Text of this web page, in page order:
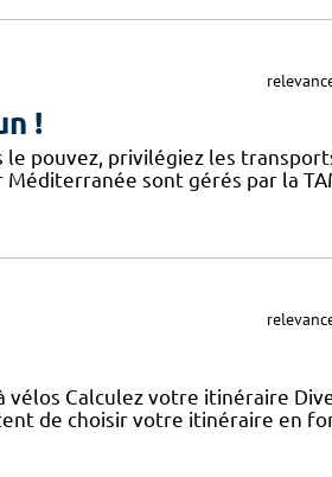
!
pouvez, privilégiez les
sont gérés par la
Calculez votre itinéraire
de choisir votre itinéraire en